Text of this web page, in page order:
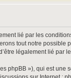
lié par les
tout notre possible
légalement lié par
phpBB »), qui est une